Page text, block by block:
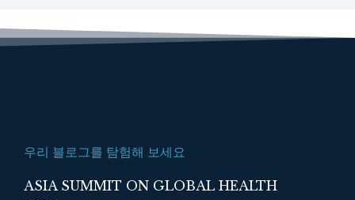
우리 블로그를 탐험해 보세요
ASIA SUMMIT ON GLOBAL HEALTH